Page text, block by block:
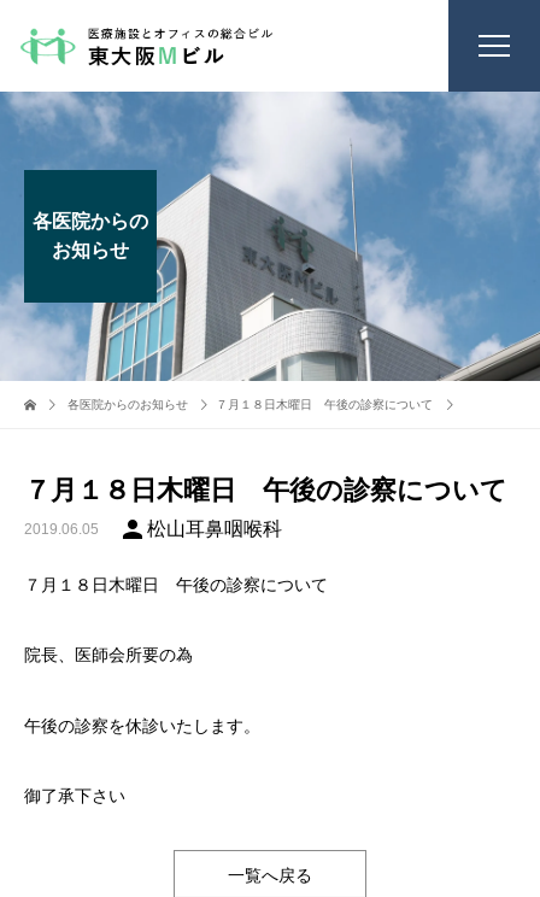
各医院からの
お知らせ
各医院からのお知らせ ７月１８日木曜日 午後の診察について
７月１８日木曜日 午後の診察について
2019.06.05 person 松山耳鼻咽喉科
７月１８日木曜日 午後の診察について
院長、医師会所要の為
午後の診察を休診いたします。
御了承下さい
一覧へ戻る